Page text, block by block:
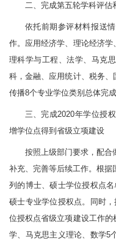
二、完成第五轮学科评估
依托前期参评材料报送
作。应用经济学、理论经济
理科学与工程、法学、马克
科，金融、应用统计、税务
传播8个专业学位类别总体完
三、完成2020年学位授
增学位点得到省级立项建设
按照上级部门要求，配合
补充、完善等后续工作。根据
列的博士、硕士学位授权点
硕士专业学位授权点。同时
位授权点省级立项建设工作
学、马克思主义理论、数学5